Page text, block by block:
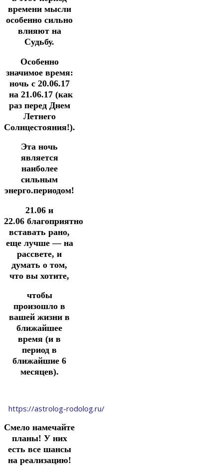
времени мысли
особенно сильно
влияют на
Судьбу.
Особенно
значимое время:
ночь с 20.06.17
на 21.06.17 (как
раз перед Днем
Летнего
Солнцестояния!).
Эта ночь
является
наиболее
сильным
энерго.периодом!
21.06 и
22.06 благоприятно
вставать рано,
еще лучше — на
рассвете, и
думать о том,
что вы хотите,
чтобы
произошло в
вашей жизни в
ближайшее
время (и в
период в
ближайшие 6
месяцев).
https://astrolog-rodolog.ru/
Смело намечайте
планы! У них
есть все шансы
на реализацию!